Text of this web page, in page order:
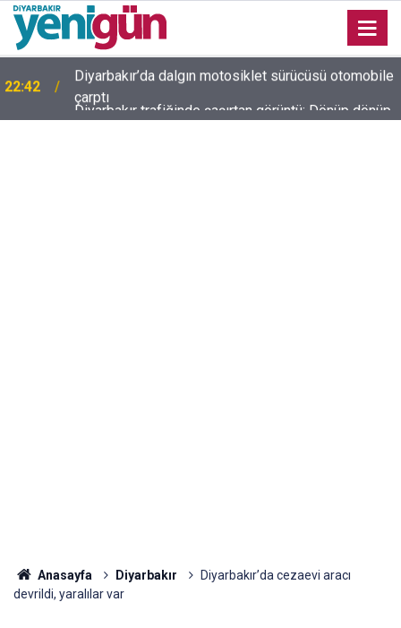
22:37
Diyarbakır trafiğinde şaşırtan görüntü: Dönüp dönüp
baktılar
Anasayfa Diyarbakır
Diyarbakır’da cezaevi aracı
devrildi, yaralılar var